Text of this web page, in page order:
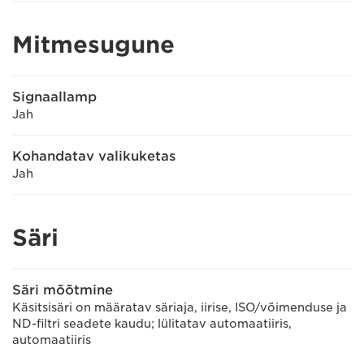
Mitmesugune
Signaallamp
Jah
Kohandatav valikuketas
Jah
Säri
Säri mõõtmine
Käsitsisäri on määratav säriaja, iirise, ISO/võimenduse ja
ND-filtri seadete kaudu; lülitatav automaatiiris,
automaatiiris